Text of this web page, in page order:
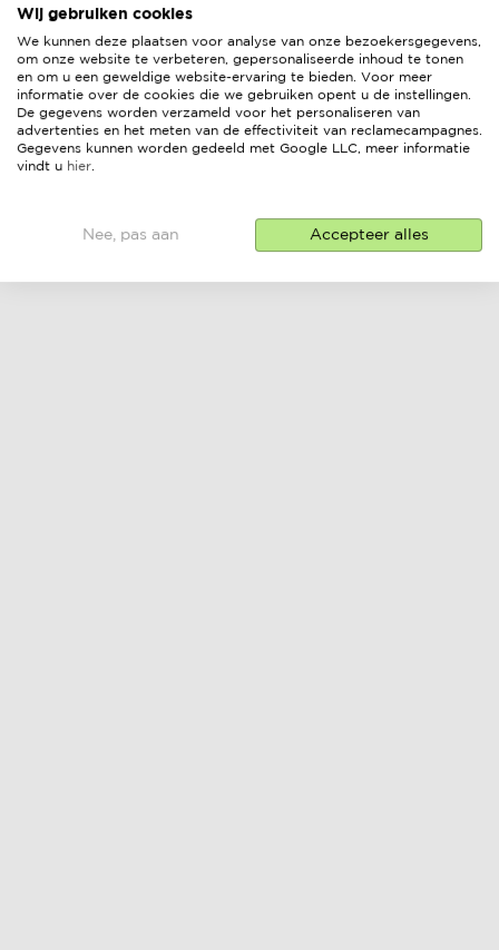
Wij gebruiken cookies
We kunnen deze plaatsen voor analyse van onze bezoekersgegevens,
om onze website te verbeteren, gepersonaliseerde inhoud te tonen
en om u een geweldige website-ervaring te bieden. Voor meer
informatie over de cookies die we gebruiken opent u de instellingen.
De gegevens worden verzameld voor het personaliseren van
advertenties en het meten van de effectiviteit van reclamecampagnes.
Gegevens kunnen worden gedeeld met Google LLC, meer informatie
vindt u hier
Nee, pas aan Accepteer alles